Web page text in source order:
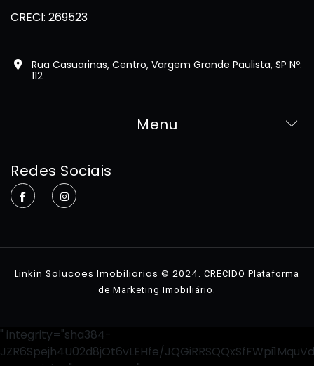
CRECI: 269523
Rua Casuarinas, Centro, Vargem Grande Paulista, SP Nº:
112
Menu
Redes Sociais
Linkin Solucoes Imobiliarias © 2024. CRECIDO Plataforma
de Marketing Imobiliário .
" integrity="sha384-
JZR6Spejh4U02d8jOt6vLEHfe/